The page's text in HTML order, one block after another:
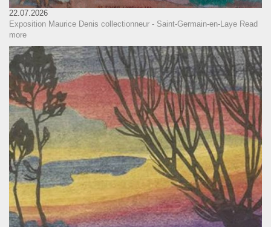
22.07.2026
Exposition Maurice Denis collectionneur - Saint-Germain-en-Laye Read
more